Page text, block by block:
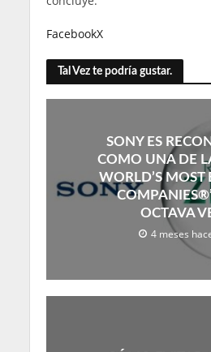
FacebookX
Tal Vez te podría gustar.
SONY ES
COMO UNA DE
WORLD’S MOST
OCTAVA
4 meses